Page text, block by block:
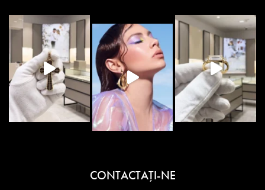
CONTACTAŢI-NE